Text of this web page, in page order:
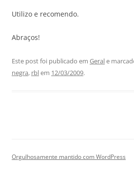
Utilizo e recomendo.
Abraços!
Este post foi publicado em Gerale
negra, rblem 12/03/2009.
Orgulhosamente mantido com WordPress